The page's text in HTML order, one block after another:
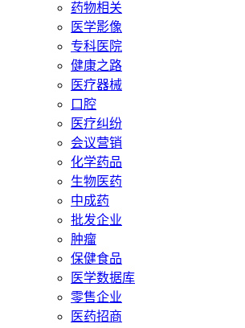
药物相关
医学影像
专科医院
健康之路
医疗器械
口腔
医疗纠纷
会议营销
化学药品
生物医药
中成药
批发企业
肿瘤
保健食品
医学数据库
零售企业
医药招商